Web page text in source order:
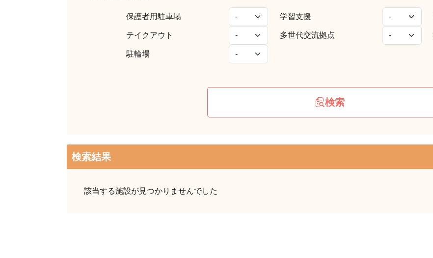
保護者用駐車場 学習支援
テイクアウト 多世代交流拠点
駐輪場
検索
検索結果
該当する施設が見つかりませんでした